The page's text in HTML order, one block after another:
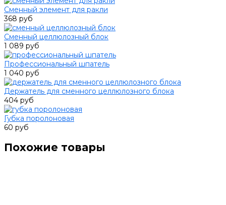
Сменный элемент для ракли
368 руб
Сменный целлюлозный блок
1 089 руб
Профессиональный шпатель
1 040 руб
Держатель для сменного целлюлозного блока
404 руб
Губка поролоновая
60 руб
Похожие товары